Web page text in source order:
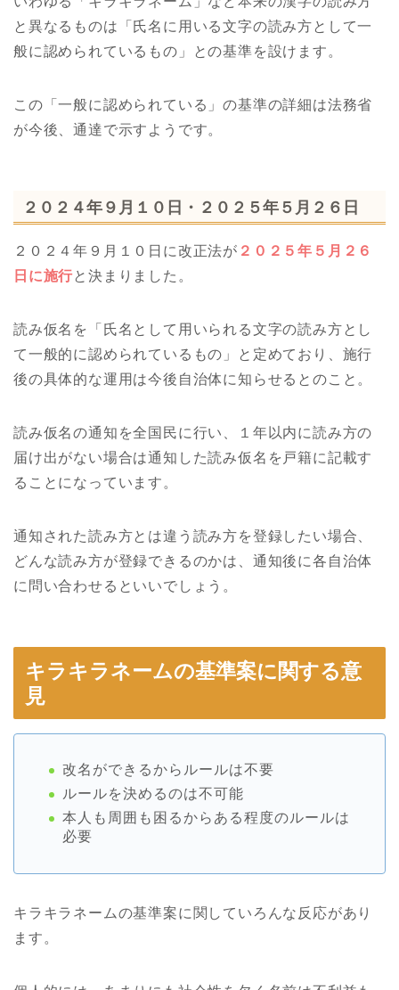
と異なるものは「氏名に用いる文字の読み方として一
般に認められているもの」との基準を設けます。
この「一般に認められている」の基準の詳細は法務省
が今後、通達で示すようです。
２０２４年９月１０日・２０２５年５月２６日
２０２４年９月１０日に改正法が ２０２５年５月２６
日に施行と決まりました。
読み仮名を「氏名として用いられる文字の読み方とし
て一般的に認められているもの」と定めており、施行
後の具体的な運用は今後自治体に知らせるとのこと。
読み仮名の通知を全国民に行い、１年以内に読み方の
届け出がない場合は通知した読み仮名を戸籍に記載す
ることになっています。
通知された読み方とは違う読み方を登録したい場合、
どんな読み方が登録できるのかは、通知後に各自治体
に問い合わせるといいでしょう。
キラキラネームの基準案に関する意
見
改名ができるからルールは不要
ルールを決めるのは不可能
本人も周囲も困るからある程度のルールは
必要
キラキラネームの基準案に関していろんな反応があり
ます。